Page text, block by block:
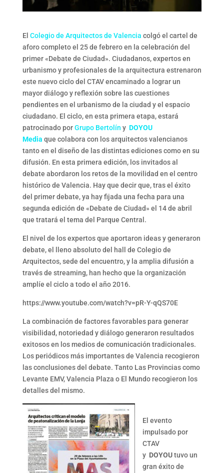
El Colegio de Arquitectos de Valencia colgó el cartel de
aforo completo el 25 de febrero en la celebración del
primer «Debate de Ciudad». Ciudadanos, expertos en
urbanismo y profesionales de la arquitectura estrenaron
este nuevo ciclo del CTAV encaminado a lograr un
mayor diálogo y reflexión sobre las cuestiones
pendientes en el urbanismo de la ciudad y el espacio
ciudadano. El ciclo, en esta primera etapa, estará
patrocinado porGrupo Bertolín y DOYOU
Media que colabora con los arquitectos valencianos
tanto en el diseño de las distintas ediciones como en su
difusión. En esta primera edición, los invitados al
debate abordaron los retos de la movilidad en el centro
histórico de Valencia. Hay que decir que, tras el éxito
del primer debate, ya hay fijada una fecha para una
segunda edición de «Debate de Ciudad» el 14 de abril
que tratará el tema del Parque Central.
El nivel de los expertos que aportaron ideas y generaron
debate, el lleno absoluto del hall de Colegio de
Arquitectos, sede del encuentro, y la amplia difusión a
través de streaming, han hecho que la organización
amplíe el ciclo a todo el año 2016.
https://www.youtube.com/watch?v=pR-Y-qQS70E
La combinación de factores favorables para generar
visibilidad, notoriedad y diálogo generaron resultados
exitosos en los medios de comunicación tradicionales.
Los periódicos más importantes de Valencia recogieron
las conclusiones del debate. Tanto Las Provincias como
Levante EMV, Valencia Plaza o El Mundo recogieron los
detalles del mismo.
El evento
impulsado por
CTAV
y DOYOUtuvo un
gran éxito de